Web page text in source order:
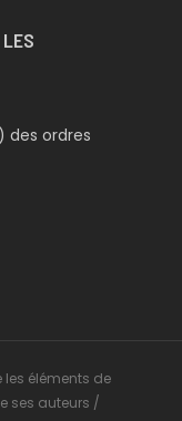
des ordres
les éléments de
ses auteurs /